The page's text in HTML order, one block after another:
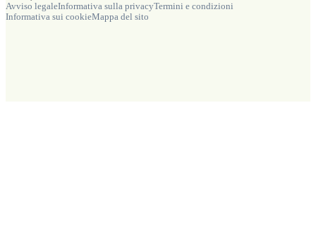
Avviso legaleInformativa sulla privacyTermini e condizioni
Informativa sui cookieMappa del sito